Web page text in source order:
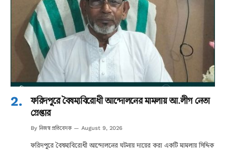
ফরিদপুরে বৈষম্যবিরোধী আন্দোলনের মামলায় আ.লীগ নেতা
গ্রেপ্তার
By নিজস্ব প্রতিবেদক August 9, 2026
ফরিদপুরে বৈষম্যবিরোধী আন্দোলনের ঘটনায় দায়ের করা একটি মামলায় সিদ্দিক